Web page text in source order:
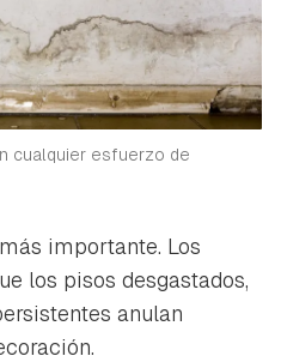
cualquier esfuerzo de
importante. Los
los pisos desgastados,
anulan